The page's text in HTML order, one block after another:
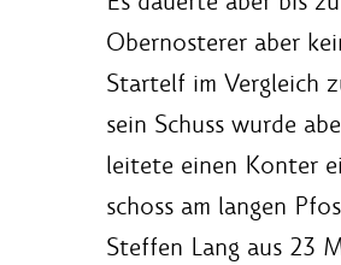
Obernosterer aber
Startelf im Vergleich
sein Schuss wurde
leitete einen Konter
schoss am langen
Steffen Lang aus 23